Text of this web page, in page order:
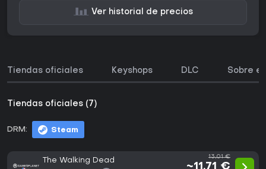
Ver historial de precios
Tiendas oficiales Keyshops DLC Sobre
Tiendas oficiales (7)
DRM: Steam
The Walking Dead 13,01 €
~11,71 €